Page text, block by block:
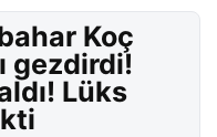
Koç
gezdirdi!
Lüks